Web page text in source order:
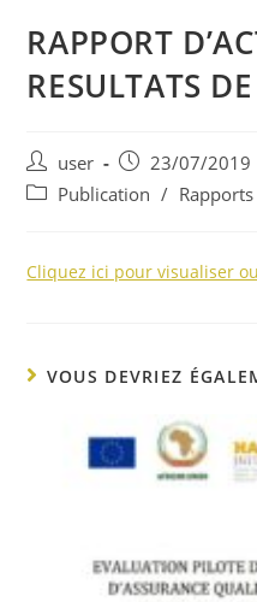
RAPPORT
RESULTATS
user
23/07/2019
Publication /
Cliquez ici pour visualiser
VOUS DEVRIEZ